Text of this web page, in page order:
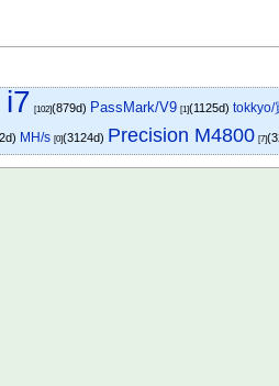
[102](879d) PassMark/V9 [1](1125d)tokkyo/
MH/s [0](3124d) Precision M4800 [7]